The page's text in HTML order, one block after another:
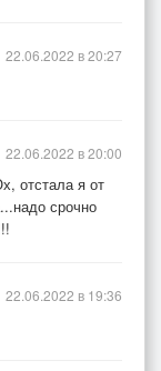
22.06.2022 в 20:27
отстала я от
срочно
22.06.2022 в 20:00
22.06.2022 в 19:36